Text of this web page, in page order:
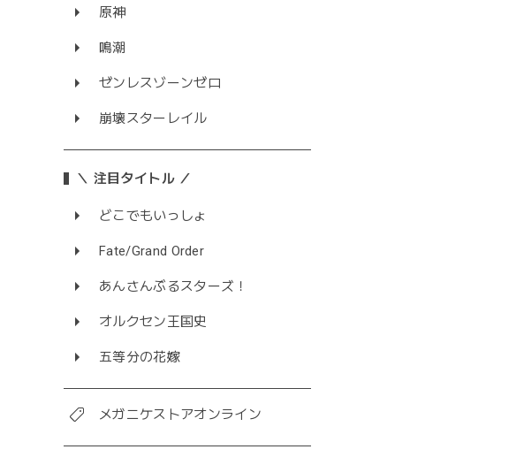
原神
鳴潮
ゼンレスゾーンゼロ
崩壊スターレイル
＼ 注目タイトル ／
どこでもいっしょ
Fate/Grand Order
あんさんぶるスターズ！
オルクセン王国史
五等分の花嫁
メガニケストアオンライン